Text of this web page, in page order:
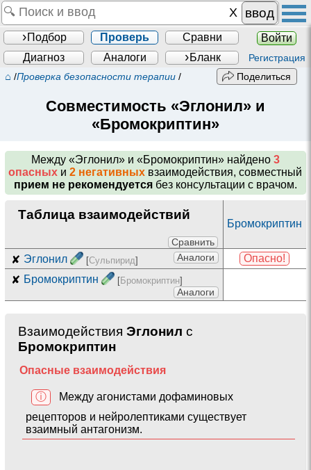
ввод
Подбор Проверь Сравни
Войти
Диагноз
Аналоги Бланк Регистрация
⌂ /Проверка безопасности терапии / Поделиться
Совместимость «Эглонил» и
«Бромокриптин»
Между «Эглонил» и «Бромокриптин»найдено 3
опасных и2 негативных взаимодействия, совместный
прием не рекомендуетсябез консультации с врачом.
Таблица взаимодействий
Сравнить
Бромокриптин
✘ Эглонил [Сульпирид] Аналоги
Опасно!
✘ Бромокриптин [Бромокриптин]
Аналоги
Взаимодействия Эглонил с
Бромокриптин
Опасные взаимодействия
ⓘ
Между агонистами дофаминовых
рецепторов и нейролептиками существует
взаимный антагонизм.